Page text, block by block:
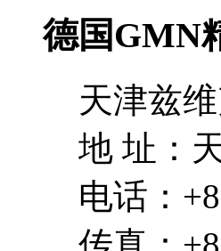
德国GMN
天津兹
地 址：
电话：